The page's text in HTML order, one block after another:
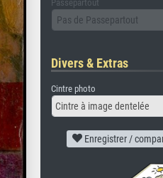
Passepartout
Pas de Passepartout
Divers & Extras
Cintre photo
Cintre à image dentelée
Enregistrer /